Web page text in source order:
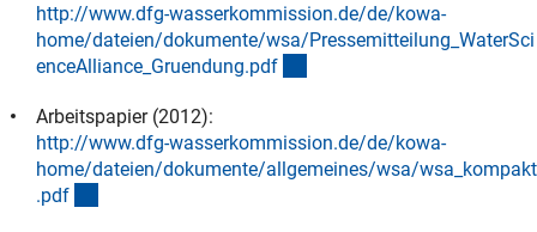
http://www.dfg-wasserkommission.de/de/kowa-
home/dateien/dokumente/wsa/Pressemitteilung_WaterSci
enceAlliance_Gruendung.pdf
Arbeitspapier (2012):
http://www.dfg-wasserkommission.de/de/kowa-
home/dateien/dokumente/allgemeines/wsa/wsa_kompakt
.pdf